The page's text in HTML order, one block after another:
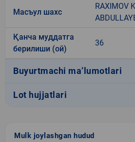
Масъул шахс
RAXIMOV
Қанча муддатга
берилиши (ой)
36
Buyurtmachi ma’lumotlari
Lot hujjatlari
Mulk joylashgan hudud